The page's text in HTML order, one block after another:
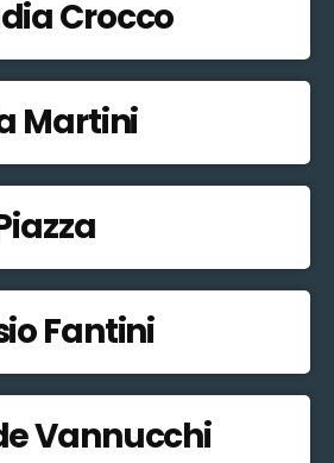
Crocco
Martini
Fantini
Vannucchi